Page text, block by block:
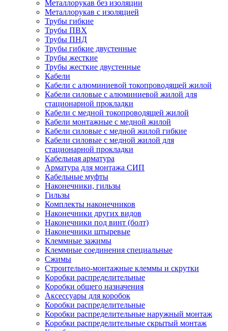
Металлорукав без изоляции
Металлорукав с изоляцией
Трубы гибкие
Трубы ПВХ
Трубы ПНД
Трубы гибкие двустенные
Трубы жесткие
Трубы жесткие двустенные
Кабели
Кабели с алюминиевой токопроводящей жилой
Кабели силовые с алюминиевой жилой для
стационарной прокладки
Кабели с медной токопроводящей жилой
Кабели монтажные с медной жилой
Кабели силовые с медной жилой гибкие
Кабели силовые с медной жилой для
стационарной прокладки
Кабельная арматура
Арматура для монтажа СИП
Кабельные муфты
Наконечники, гильзы
Гильзы
Комплекты наконечников
Наконечники других видов
Наконечники под винт (болт)
Наконечники штыревые
Клеммные зажимы
Клеммные соединения специальные
Сжимы
Строительно-монтажные клеммы и скрутки
Коробки распределительные
Коробки общего назначения
Аксессуары для коробок
Коробки распределительные
Коробки распределительные наружный монтаж
Коробки распределительные скрытый монтаж